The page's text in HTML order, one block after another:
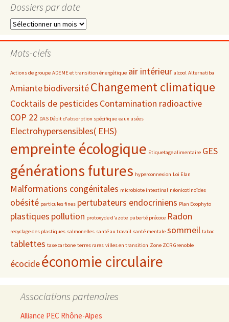
Dossiers par date
Dossiers
date
Mots-clefs
Actions de groupe ADEME et transition énergétique air intérieur alcool Alternatiba
AmiantebiodiversitéChangement climatique
Cocktails de pesticides Contamination radioactive
COP 22 DAS Débit d'absorption spécifique eaux usées
Electrohypersensibles( EHS)
empreinte écologique Etiquetage alimentaire GES
générations futures hyperconnexion Loi Elan
Malformations congénitales microbiote intestinal néonicotinoïdes
obésité particules fines pertubateurs endocriniens Plan Ecophyto
plastiques pollution protoxyde d'azote puberté précoce Radon
recyclage des plastiques salmonelles santé au travail santé mentale sommeil tabac
tablettes taxe carbone terres rares villes en transition Zone ZCR Grenoble
écocideéconomie circulaire
Associations partenaires
Alliance PEC Rhône-Alpes